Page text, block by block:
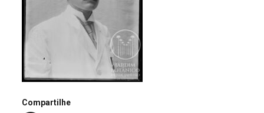
Compartilhe